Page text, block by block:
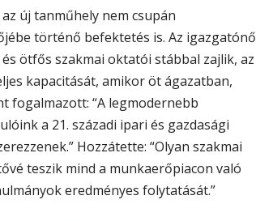
új tanműhely nem csupán
történő befektetés is. Az igazgatónő
ötfős szakmai oktatói stábbal zajlik, az
kapacitását, amikor öt ágazatban,
fogalmazott: “A legmodernebb
a 21. századi ipari és gazdasági
Hozzátette: “Olyan szakmai
teszik mind a munkaerőpiacon való
eredményes folytatását.”